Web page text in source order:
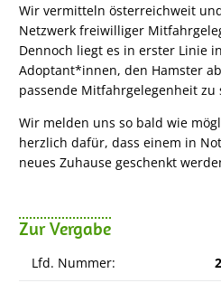
Wir vermitteln österreichweit
Netzwerk freiwilliger
Dennoch liegt es in erster Linie
Adoptant*innen, den Hamster
passende Mitfahrgelegenheit zu
Wir melden uns so bald wie
herzlich dafür, dass einem in
neues Zuhause geschenkt
Zur Vergabe
Lfd. Nummer: